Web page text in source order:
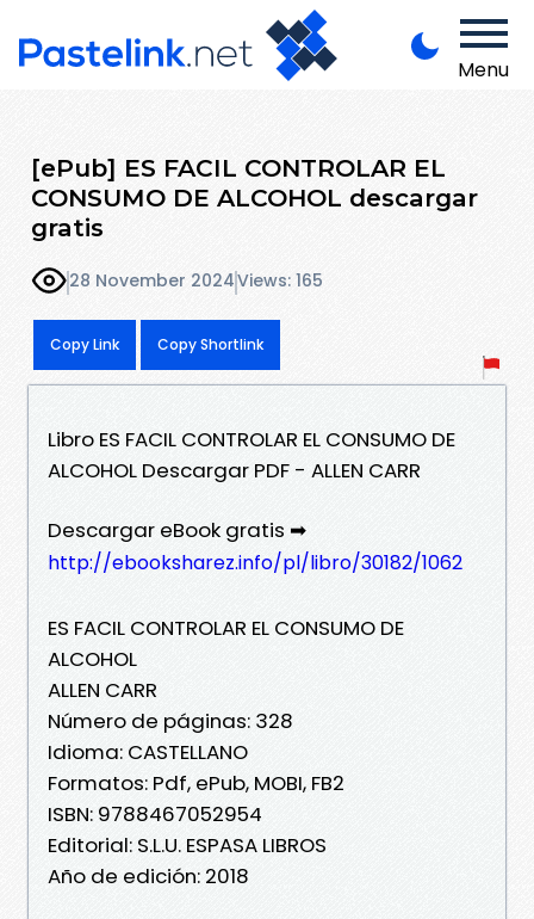
Menu
[ePub] ES FACIL CONTROLAR EL
CONSUMO DE ALCOHOL descargar
gratis
28 November 2024Views: 165
Copy Link Copy Shortlink
Libro ES FACIL CONTROLAR EL CONSUMO DE
ALCOHOL Descargar PDF - ALLEN CARR
Descargar eBook gratis ➡
http://ebooksharez.info/pl/libro/30182/1062
ES FACIL CONTROLAR EL CONSUMO DE
ALCOHOL
ALLEN CARR
Número de páginas: 328
Idioma: CASTELLANO
Formatos: Pdf, ePub, MOBI, FB2
ISBN: 9788467052954
Editorial: S.L.U. ESPASA LIBROS
Año de edición: 2018